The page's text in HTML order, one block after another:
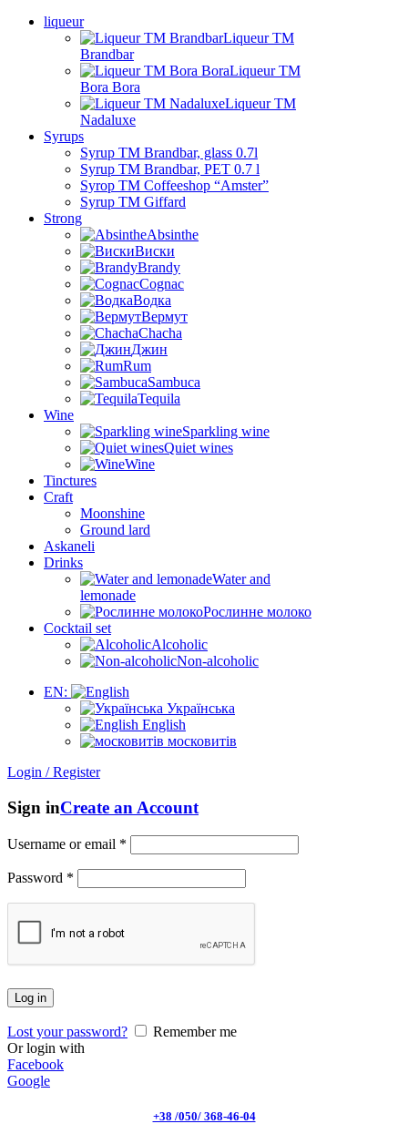
liqueur
Liqueur TM
Brandbar
Liqueur TM
Bora Bora
Liqueur TM
Nadaluxe
Syrups
Syrup TM Brandbar, glass 0.7l
Syrup TM Brandbar, PET 0.7 l
Syrop TM Coffeeshop “Amster”
Syrup TM Giffard
Strong
Absinthe
Виски
Brandy
Cognac
Водка
Вермут
Chacha
Джин
Rum
Sambuca
Tequila
Wine
Sparkling wine
Quiet wines
Wine
Tinctures
Craft
Moonshine
Ground lard
Askaneli
Drinks
Water and
lemonade
Рослинне молоко
Cocktail set
Alcoholic
Non-alcoholic
EN:
Українська
English
московитів
Login / Register
Sign inCreate an Account
Username or email *
Password *
Log in
Lost your password?
Remember me
Or login with
Facebook
Google
+38 /050/ 368-46-04